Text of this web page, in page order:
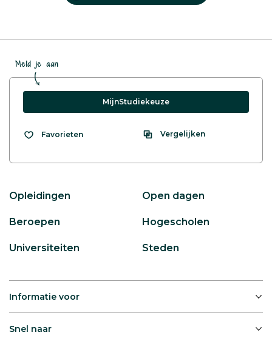
Meld je aan
MijnStudiekeuze
Favorieten Vergelijken
Opleidingen Open dagen
Beroepen Hogescholen
Universiteiten Steden
Informatie voor
Snel naar